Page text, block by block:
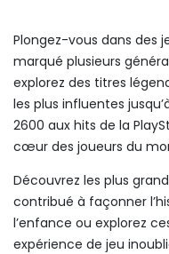
Plongez-vous dans des
marqué plusieurs
explorez des titres
les plus influentes
2600 aux hits de la
cœur des joueurs du
Découvrez les plus
contribué à façonner
l’enfance ou explorez
expérience de jeu